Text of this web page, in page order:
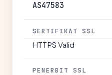
AS47583
SERTIFIKAT SSL
HTTPS Valid
PENERBIT SSL